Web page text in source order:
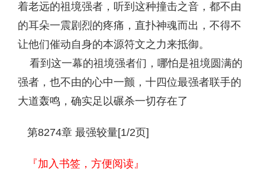
着老远的祖境强者，听到这种撞击之音，都不由
的耳朵一震剧烈的疼痛，直扑神魂而出，不得不
让他们催动自身的本源符文之力来抵御。
看到这一幕的祖境强者们，哪怕是祖境圆满的
强者，也不由的心中一颤，十四位最强者联手的
大道轰鸣，确实足以碾杀一切存在了
第8274章 最强较量[1/2页]
『加入书签，方便阅读』